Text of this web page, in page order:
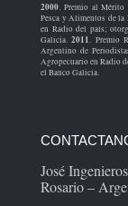
2000. Premio al Mérito
Pesca y Alimentos de la
en Radio del país;
Galicia.2011. Premio
Argentino de
Agropecuario en Radio
el Banco Galicia.
José
Rosario –